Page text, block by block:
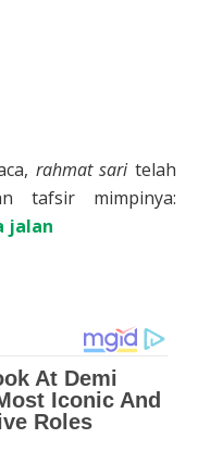
rahmat saritelah
tafsir mimpinya:
jalan